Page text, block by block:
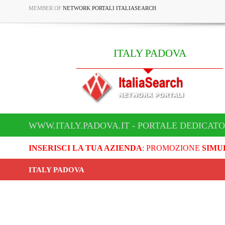
MEMBER OF NETWORK PORTALI ITALIASEARCH
ITALY PADOVA
WWW.ITALY.PADOVA.IT - PORTALE
INSERISCI LA TUA AZIENDA: PROMOZIONE
ITALY PADOVA